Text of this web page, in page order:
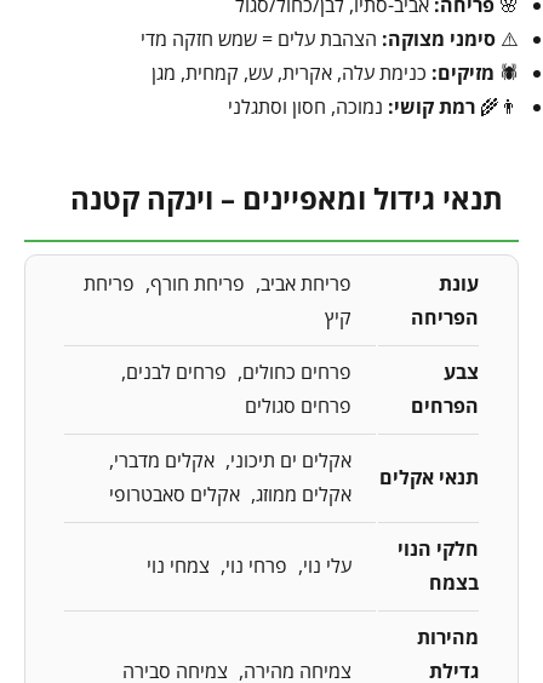
⚠️ סימני מצוקה: הצהבת עלים = שמש חזקה מדי
🕷️ מזיקים: כנימת עלה, אקרית, עש, קמחית, מגן
👨‍🌾 רמת קושי: נמוכה, חסון וסתגלני
תנאי גידול ומאפיינים – וינקה קטנה
עונת
הפריחה
פריחת אביב פריחת חורף
פריחת
קיץ
צבע
הפרחים
פרחים כחולים
פרחים לבנים
פרחים סגולים
תנאי אקלים
אקלים ים תיכוני
אקלים מדברי
אקלים ממוזג אקלים סאבטרופי
חלקי הנוי
בצמח
עלי נוי פרחי נוי צמחי נוי
מהירות
גדילת
צמיחה מהירה צמיחה סבירה